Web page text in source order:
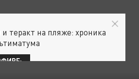
теракт на пляже: хроника